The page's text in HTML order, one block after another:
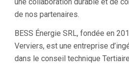
une collaboration durable et de
de nos partenaires.
BESS Énergie SRL, fondée en
Verviers, est une entreprise
dans le conseil technique